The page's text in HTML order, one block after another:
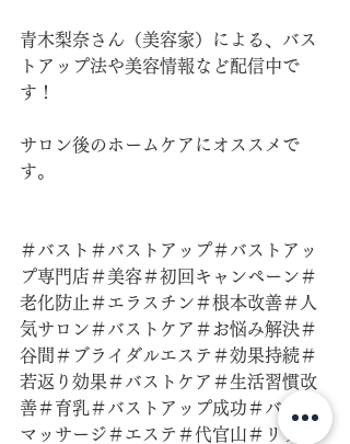
青木梨奈さん（美容家）による、バス
トアップ法や美容情報など配信中で
す！
サロン後のホームケアにオススメで
す。
＃バスト＃バストアップ＃バストアッ
プ専門店＃美容＃初回キャンペーン＃
老化防止＃エラスチン＃根本改善＃人
気サロン＃バストケア＃お悩み解決＃
谷間＃ブライダルエステ＃効果持続＃
若返り効果＃バストケア＃生活習慣改
善＃育乳＃バストアップ成功＃バスト
マッサージ＃エステ＃代官山＃リラッ